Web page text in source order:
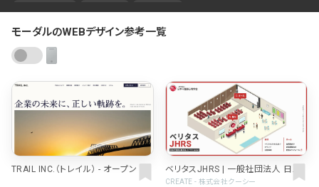
カラーで検索
にぎやかな
インパクトのある
かっこいい 暖かみのある
統一性のある
かわいい 鮮やか
美しい
高級感 イケてるレイアウト
下層ページから検索
ファッション・アクセサリー
75
ポータルサイト･メディア･マガ
教育・学校
51
医療・ヘルスケア・健康
39
CSR・サスティナビリティ
アート
ウェディング
15
モーダルのWEBデザイン参考一覧
TRAIL INC.（トレイル） - オープン マ
ベリタスJHRS | 一般社団法人 日本
不整脈心電学会
CREATE - 株式会社クーシー